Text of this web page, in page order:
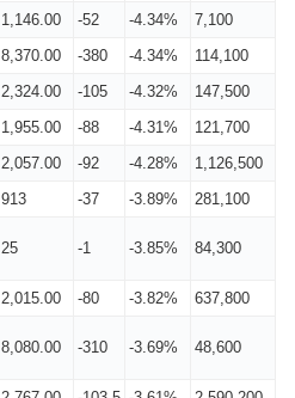
1,146.00 -52 -4.34%
7,100
8,370.00 -380 -4.34%
114,100
2,324.00 -105 -4.32%
147,500
1,955.00 -88 -4.31%
121,700
2,057.00 -92 -4.28%
1,126,500
913 -37 -3.89% 281,100
25 -1 -3.85% 84,300
2,015.00 -80 -3.82% 637,800
8,080.00 -310 -3.69% 48,600